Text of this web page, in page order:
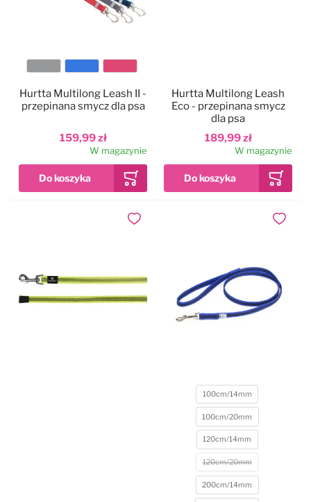
Kolor
159,99 zł
Hurtta Multilong Leash II -
przepinana smycz dla psa
W magazynie
189,99 zł
Hurtta Multilong Leash
Eco - przepinana smycz
dla psa
W magazynie
Dodaj do ulubionych
100cm/14mm
100cm/20mm
120cm/14mm
120cm/20mm
200cm/14mm
Dodaj